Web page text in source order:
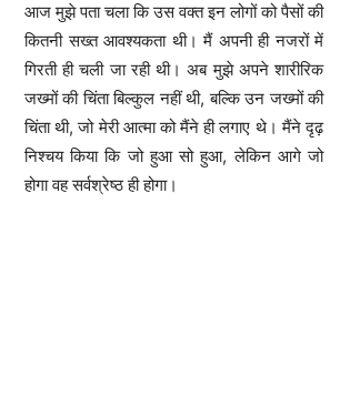
आज मुझे पता चला कि उस वक्त इन लोगों को पैसों की
कितनी सख्त आवश्यकता थी। मैं अपनी ही नजरों में
गिरती ही चली जा रही थी। अब मुझे अपने शारीरिक
जख्मों की चिंता बिल्कुल नहीं थी, बल्कि उन जख्मों की
चिंता थी, जो मेरी आत्मा को मैंने ही लगाए थे। मैंने दृढ़
निश्चय किया कि जो हुआ सो हुआ, लेकिन आगे जो
होगा वह सर्वश्रेष्ठ ही होगा।